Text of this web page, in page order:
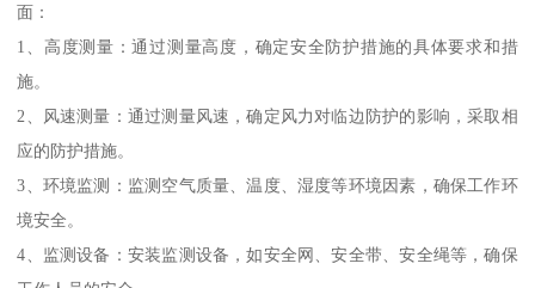
面：
1、高度测量：通过测量高度，确定安全防护措施的具体要求和措
施。
2、风速测量：通过测量风速，确定风力对临边防护的影响，采取相
应的防护措施。
3、环境监测：监测空气质量、温度、湿度等环境因素，确保工作环
境安全。
4、监测设备：安装监测设备，如安全网、安全带、安全绳等，确保